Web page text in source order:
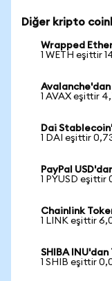
Diğer kripto
Wrapped
1 WETH eşittir
1 AVAX eşittir
Dai
1 DAI eşittir
PayPal
1 PYUSD eşittir
Chainlink
1 LINK eşittir
SHIBA
1 SHIB eşittir